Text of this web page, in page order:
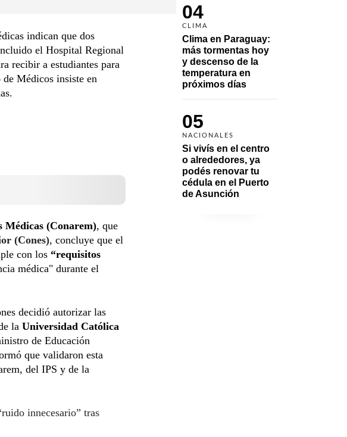
04
CLIMA
Clima en Paraguay:
más tormentas hoy
y descenso de la
temperatura en
próximos días
05
NACIONALES
Si vivís en el centro
o alrededores, ya
podés renovar tu
cédula en el Puerto
de Asunción
indican que dos
el Hospital Regional
recibir a estudiantes para
Médicos insiste en
Médicas (Conarem), que
(Cones), concluye que el
con los “requisitos
médica" durante el
decidió autorizar las
la Universidad Católica
de Educación
que validaron esta
del IPS y de la
innecesario” tras